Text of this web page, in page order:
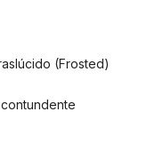
(Frosted)